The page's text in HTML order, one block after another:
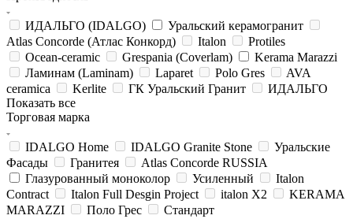
ИДАЛЬГО (IDALGO)
Уральский керамогранит
Atlas Concorde (Атлас Конкорд)
Italon
Protiles
Ocean-ceramic
Grespania (Coverlam)
Kerama Marazzi
Ламинам (Laminam)
Laparet Polo Gres
AVA
ceramica
Kerlite ГК Уральский Гранит
ИДАЛЬГО
Показать все
Торговая марка
IDALGO Home IDALGO Granite Stone
Уральские
Фасады
Гранитея
Atlas Concorde RUSSIA
Глазурованный моноколор
Усиленный
Italon
Contract
Italon Full Desgin Project italon X2
KERAMA
MARAZZI
Поло Грес
Стандарт